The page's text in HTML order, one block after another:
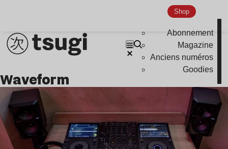
Shop
Abonnement
Magazine
Anciens numéros
Goodies
Indie
Waveform